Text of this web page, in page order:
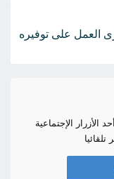
العمل على توفيره
الإجتماعية